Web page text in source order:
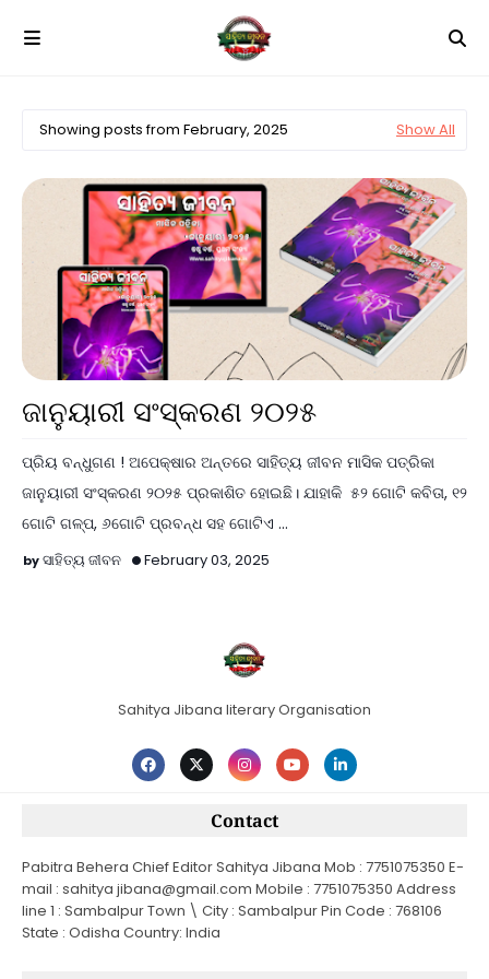
Showing posts from February, 2025 Show All
ଜାନୁୟାରୀ ସଂସ୍କରଣ ୨୦୨୫
ପ୍ରିୟ ବନ୍ଧୁଗଣ ! ଅପେକ୍ଷାର ଅନ୍ତରେ ସାହିତ୍ୟ ଜୀବନ ମାସିକ ପତ୍ରିକା
ଜାନୁୟାରୀ ସଂସ୍କରଣ ୨୦୨୫ ପ୍ରକାଶିତ ହୋଇଛି। ଯାହାକି ୫୨ ଗୋଟି କବିତା, ୧୨
ଗୋଟି ଗଳ୍ପ, ୬ଗୋଟି ପ୍ରବନ୍ଧ ସହ ଗୋଟିଏ …
ସାହିତ୍ୟ ଜୀବନ February 03, 2025
Sahitya Jibana literary Organisation
Contact
Pabitra Behera Chief Editor Sahitya Jibana Mob : 7751075350 E-
mail : sahitya jibana@gmail.com Mobile : 7751075350 Address
line 1 : Sambalpur Town \ City : Sambalpur Pin Code : 768106
State : Odisha Country: India